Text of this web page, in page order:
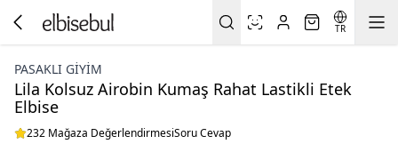
TR
PASAKLI GIYIM
Lila Kolsuz Airobin Kumaş Rahat Lastikli Etek
Elbise
232 Mağaza DeğerlendirmesiSoru Cevap